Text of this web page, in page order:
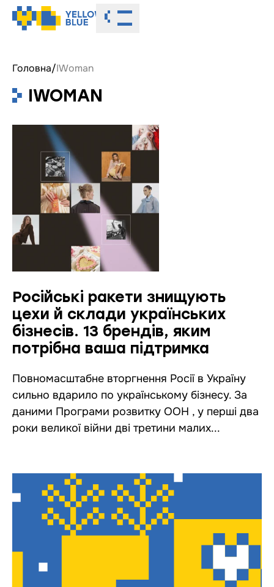
Toggle menu
Головна/IWoman
IWOMAN
Російські ракети знищують
цехи й склади українських
бізнесів. 13 брендів, яким
потрібна ваша підтримка
Повномасштабне вторгнення Росії в Україну
сильно вдарило по українському бізнесу. За
даними Програми розвитку ООН , у перші два
роки великої війни дві третини малих...